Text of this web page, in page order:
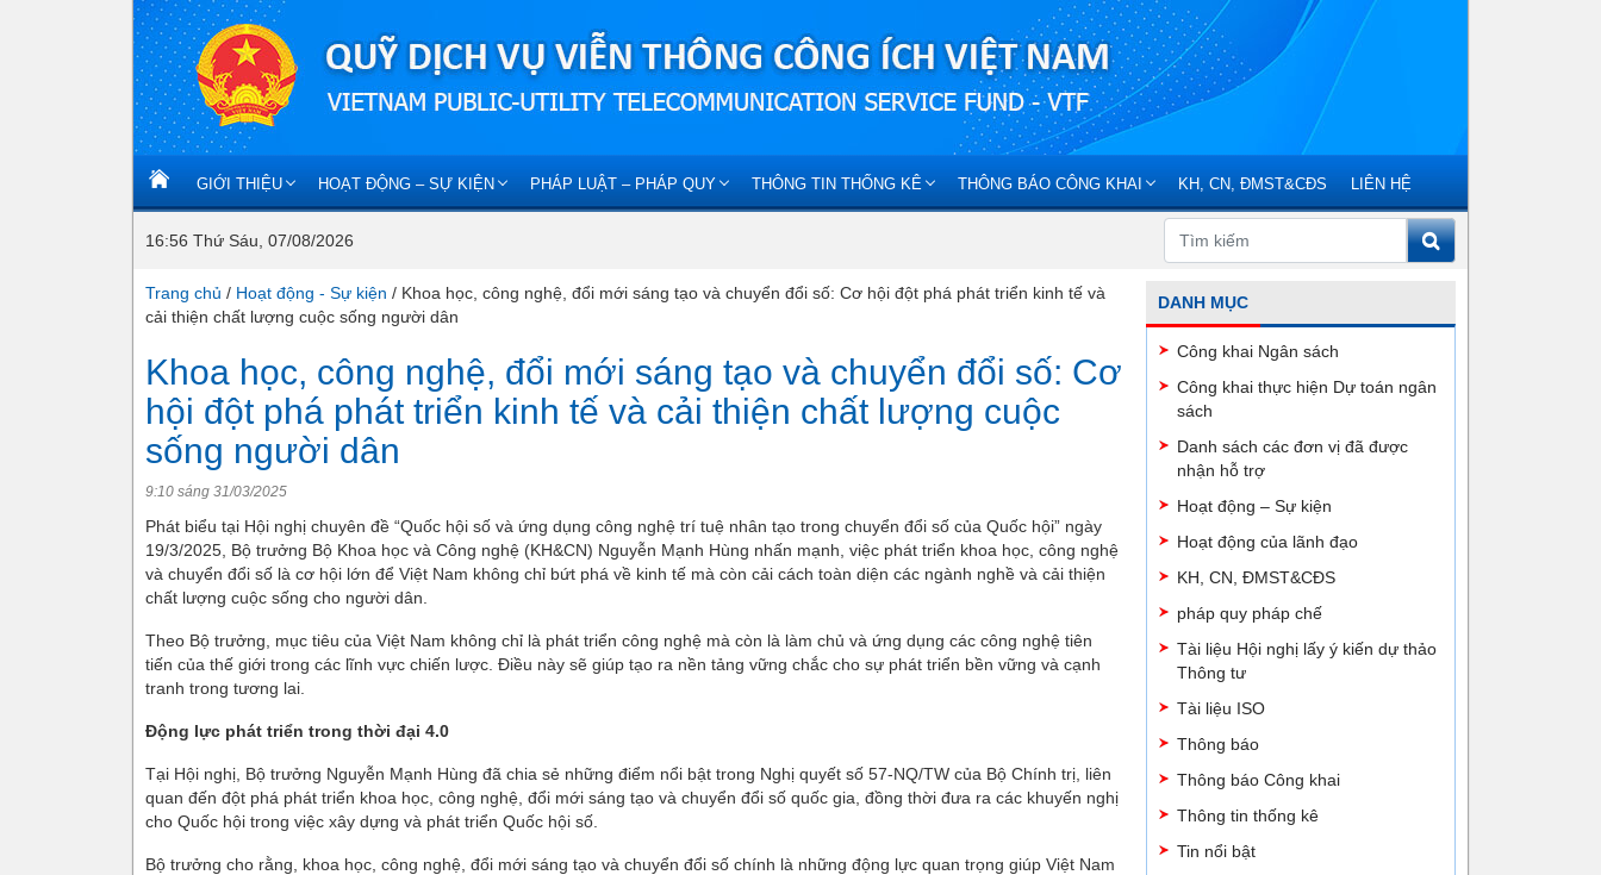
GIỚI THIỆU HOẠT ĐỘNG – SỰ KIỆN PHÁP LUẬT – PHÁP QUY THÔNG TIN THỐNG KÊ THÔNG BÁO CÔNG KHAI KH, CN, ĐMST&CĐS LIÊN HỆ
16:56 Thứ Sáu, 07/08/2026
Trang chủ / Hoạt động - Sự kiện / Khoa học, công nghệ, đổi mới sáng tạo và chuyển đổi số: Cơ hội đột phá phát triển kinh tế và
cải thiện chất lượng cuộc sống người dân
Khoa học, công nghệ, đổi mới sáng tạo và chuyển đổi số: Cơ
hội đột phá phát triển kinh tế và cải thiện chất lượng cuộc
sống người dân
9:10 sáng 31/03/2025
Phát biểu tại Hội nghị chuyên đề “Quốc hội số và ứng dụng công nghệ trí tuệ nhân tạo trong chuyển đổi số của Quốc hội” ngày
19/3/2025, Bộ trưởng Bộ Khoa học và Công nghệ (KH&CN) Nguyễn Mạnh Hùng nhấn mạnh, việc phát triển khoa học, công nghệ
và chuyển đổi số là cơ hội lớn để Việt Nam không chỉ bứt phá về kinh tế mà còn cải cách toàn diện các ngành nghề và cải thiện
chất lượng cuộc sống cho người dân.
Theo Bộ trưởng, mục tiêu của Việt Nam không chỉ là phát triển công nghệ mà còn là làm chủ và ứng dụng các công nghệ tiên
tiến của thế giới trong các lĩnh vực chiến lược. Điều này sẽ giúp tạo ra nền tảng vững chắc cho sự phát triển bền vững và cạnh
tranh trong tương lai.
Động lực phát triển trong thời đại 4.0
Tại Hội nghị, Bộ trưởng Nguyễn Mạnh Hùng đã chia sẻ những điểm nổi bật trong Nghị quyết số 57-NQ/TW của Bộ Chính trị, liên
quan đến đột phá phát triển khoa học, công nghệ, đổi mới sáng tạo và chuyển đổi số quốc gia, đồng thời đưa ra các khuyến nghị
cho Quốc hội trong việc xây dựng và phát triển Quốc hội số.
Bộ trưởng cho rằng, khoa học, công nghệ, đổi mới sáng tạo và chuyển đổi số chính là những động lực quan trọng giúp Việt Nam
DANH MỤC
Công khai Ngân sách
Công khai thực hiện Dự toán ngân
sách
Danh sách các đơn vị đã được
nhận hỗ trợ
Hoạt động – Sự kiện
Hoạt động của lãnh đạo
KH, CN, ĐMST&CĐS
pháp quy pháp chế
Tài liệu Hội nghị lấy ý kiến dự thảo
Thông tư
Tài liệu ISO
Thông báo
Thông báo Công khai
Thông tin thống kê
Tin nổi bật